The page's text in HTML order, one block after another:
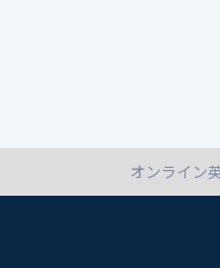
オンライン